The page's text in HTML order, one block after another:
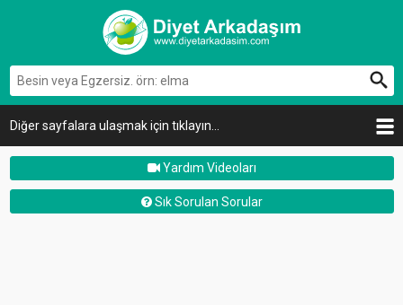
Diğer sayfalara ulaşmak için tıklayın...
Yardım Videoları
Sık Sorulan Sorular